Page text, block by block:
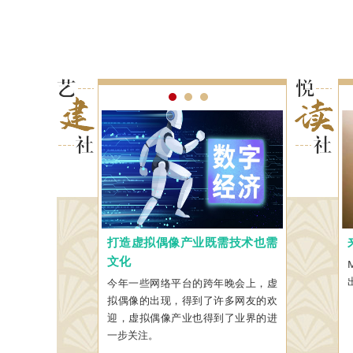
通的现代“临平运
打造虚拟偶像产业既需技术也需
文化
今年一些网络平台的跨年晚会上，虚
拟偶像的出现，得到了许多网友的欢
迎，虚拟偶像产业也得到了业界的进
一步关注。
优秀传
青年文化
奔赴”有
我的听书故事
我的新书《历史的微声》不久前由人
民文学出版社出版了。